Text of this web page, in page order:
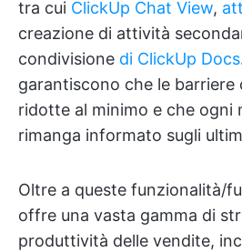
tra cui ClickUp Chat View,
creazione di attività
condivisione di ClickUp Docs
garantiscono che le barriere
ridotte al minimo e che ogni
rimanga informato sugli
Oltre a queste funzionalità/
offre una vasta gamma di
produttività delle vendite,